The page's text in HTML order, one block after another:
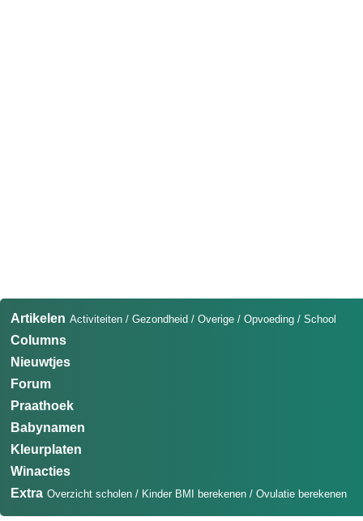
Artikelen Activiteiten / Gezondheid / Overige / Opvoeding / School
Columns
Nieuwtjes
Forum
Praathoek
Babynamen
Kleurplaten
Winacties
Extra Overzicht scholen / Kinder BMI berekenen / Ovulatie berekenen